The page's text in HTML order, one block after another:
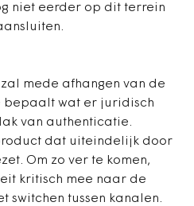
niet eerder op dit terrein
mede afhangen van de
bepaalt wat er juridisch
van authenticatie.
dat uiteindelijk door
Om zo ver te komen,
kritisch mee naar de
switchen tussen kanalen.